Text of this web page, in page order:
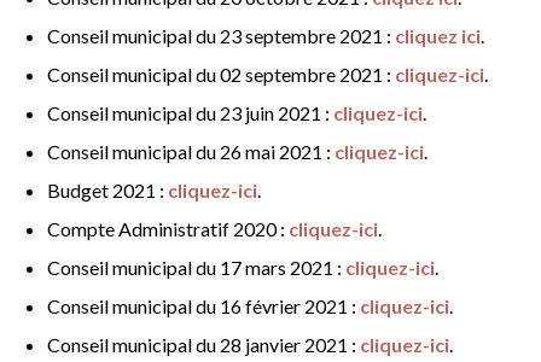
Conseil municipal du 23 septembre 2021 : cliquez ici.
Conseil municipal du 02 septembre 2021 : cliquez-ici.
Conseil municipal du 23 juin 2021 : cliquez-ici.
Conseil municipal du 26 mai 2021 : cliquez-ici.
Budget 2021 : cliquez-ici.
Compte Administratif 2020 : cliquez-ici.
Conseil municipal du 17 mars 2021 : cliquez-ici.
Conseil municipal du 16 février 2021 : cliquez-ici.
Conseil municipal du 28 janvier 2021 : cliquez-ici.